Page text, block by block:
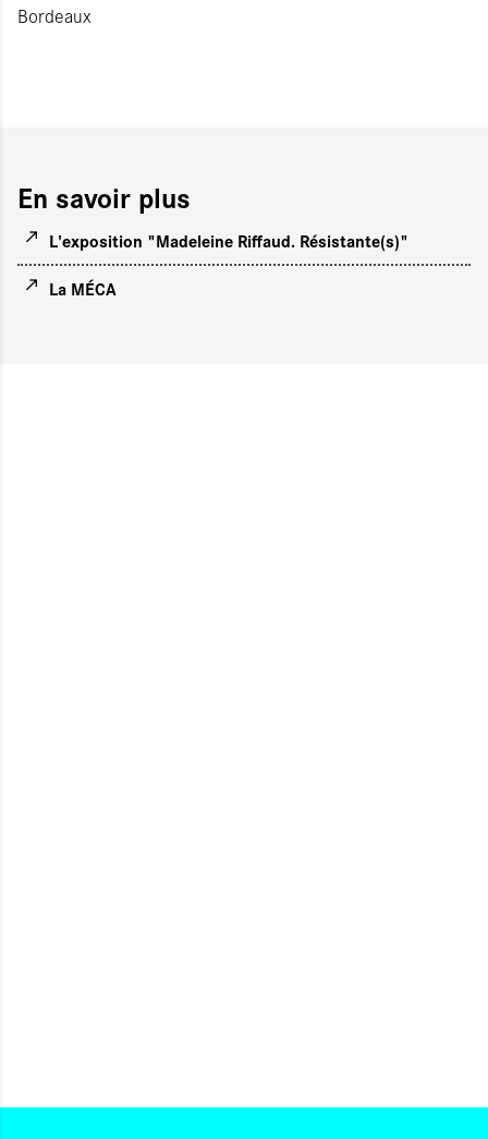
Bordeaux
En savoir plus
L'exposition "Madeleine Riffaud. Résistante(s)"
La MÉCA